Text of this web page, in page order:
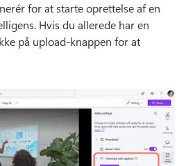
for at starte oprettelse af en
Hvis du allerede har en
på upload-knappen for at